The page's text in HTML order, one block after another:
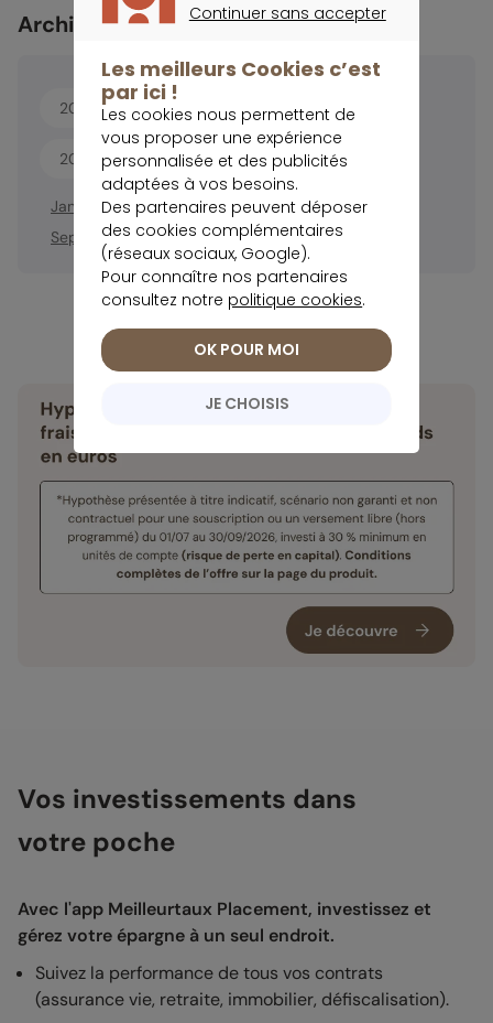
Archives
2026 2025 2024 2023
2022
Janvier Février Mars Avril Mai Juin Juillet
Septembre Octobre Novembre Décembre
Vos investissements dans
votre poche
Avec l'app Meilleurtaux Placement, investissez et
gérez votre épargne à un seul endroit.
Suivez la performance de tous vos contrats
(assurance vie, retraite, immobilier, défiscalisation).
Continuer sans accepter
Les meilleurs Cookies c’est
par ici !
Les cookies nous permettent de
vous proposer une expérience
personnalisée et des publicités
adaptées à vos besoins.
Des partenaires peuvent déposer
des cookies complémentaires
(réseaux sociaux, Google).
Pour connaître nos partenaires
consultez notre politique cookies.
JE CHOISIS
OK POUR MOI